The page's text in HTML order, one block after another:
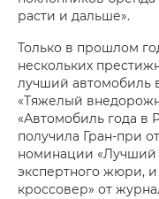
расти и дальше».
Только в прошлом
нескольких
лучший автомобиль
«Тяжелый
«Автомобиль года в
получила Гран-при
номинации
экспертного жюри,
кроссовер» от